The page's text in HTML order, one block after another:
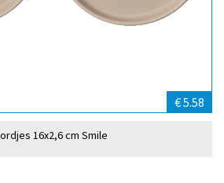
€ 5.58
16x2,6 cm Smile